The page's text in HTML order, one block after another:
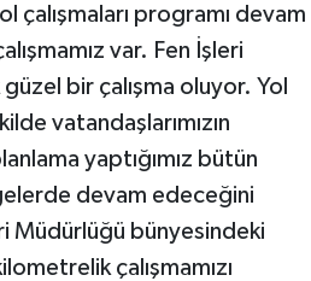
çalışmaları programı devam
var. Fen İşleri
bir çalışma oluyor. Yol
vatandaşlarımızın
yaptığımız bütün
devam edeceğini
Müdürlüğü bünyesindeki
çalışmamızı